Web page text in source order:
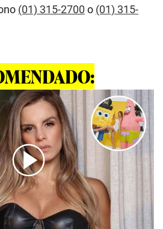
(01) 315-2700 o (01) 315-